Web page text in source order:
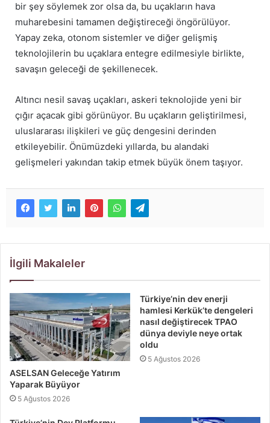
bir şey söylemek zor olsa da, bu uçakların hava
muharebesini tamamen değiştireceği öngörülüyor.
Yapay zeka, otonom sistemler ve diğer gelişmiş
teknolojilerin bu uçaklara entegre edilmesiyle birlikte,
savaşın geleceği de şekillenecek.
Altıncı nesil savaş uçakları, askeri teknolojide yeni bir
çığır açacak gibi görünüyor. Bu uçakların geliştirilmesi,
uluslararası ilişkileri ve güç dengesini derinden
etkileyebilir. Önümüzdeki yıllarda, bu alandaki
gelişmeleri yakından takip etmek büyük önem taşıyor.
İlgili Makaleler
ASELSAN Geleceğe Yatırım
Yaparak Büyüyor
5 Ağustos 2026
Türkiye’nin dev enerji
hamlesi Kerkük’te dengeleri
nasıl değiştirecek TPAO
dünya deviyle neye ortak
oldu
5 Ağustos 2026